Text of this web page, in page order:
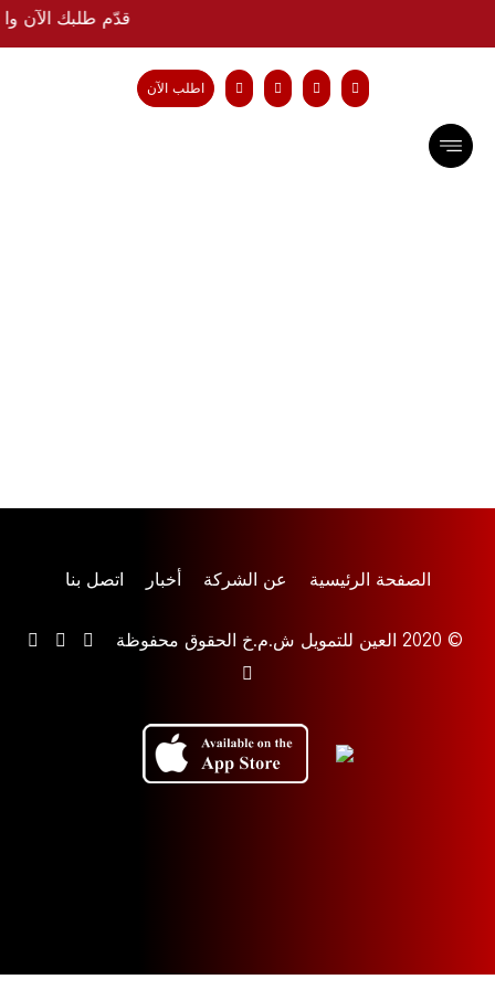
قدّم طلبك الآن
اطلب الآن
الصفحة الرئيسية عن الشركة أخبار اتصل بنا
© 2020 العين للتمويل ش.م.خ الحقوق محفوظة